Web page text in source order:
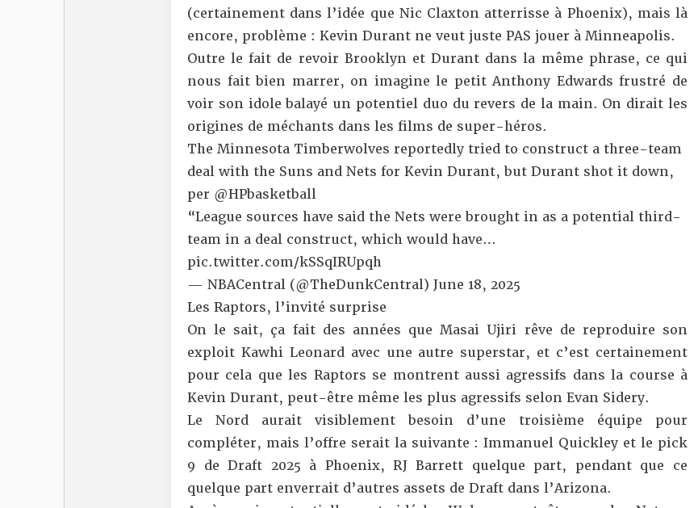
(certainement dans l’idée que Nic Claxton atterrisse à Phoenix), mais là
encore, problème : Kevin Durant ne veut juste PAS jouer à Minneapolis.
Outre le fait de revoir Brooklyn et Durant dans la même phrase, ce qui
nous fait bien marrer, on imagine le petit Anthony Edwards frustré de
voir son idole balayé un potentiel duo du revers de la main. On dirait les
origines de méchants dans les films de super-héros.
The Minnesota Timberwolves reportedly tried to construct a three-team
deal with the Suns and Nets for Kevin Durant, but Durant shot it down,
per @HPbasketball
“League sources have said the Nets were brought in as a potential third-
team in a deal construct, which would have…
pic.twitter.com/kSSqIRUpqh
— NBACentral (@TheDunkCentral) June 18, 2025
Les Raptors, l’invité surprise
On le sait, ça fait des années que Masai Ujiri rêve de reproduire son
exploit Kawhi Leonard avec une autre superstar, et c’est certainement
pour cela que les Raptors se montrent aussi agressifs dans la course à
Kevin Durant, peut-être même les plus agressifs selon Evan Sidery.
Le Nord aurait visiblement besoin d’une troisième équipe pour
compléter, mais l’offre serait la suivante : Immanuel Quickley et le pick
9 de Draft 2025 à Phoenix, RJ Barrett quelque part, pendant que ce
quelque part enverrait d’autres assets de Draft dans l’Arizona.